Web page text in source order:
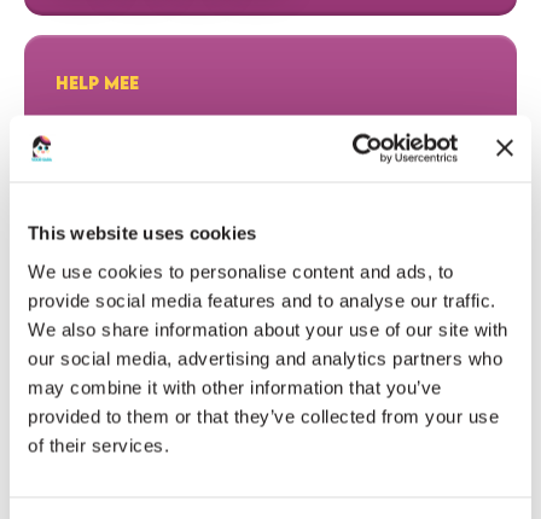
This website uses cookies
We use cookies to personalise content and ads, to
provide social media features and to analyse our traffic.
We also share information about your use of our site with
our social media, advertising and analytics partners who
may combine it with other information that you’ve
provided to them or that they’ve collected from your use
of their services.
HELP MEE
DONEER EN MAAK HET VERSCHIL!
HARTELIJK DANK AAN ONZE DONATEURS
ARD HARTMAN €15
Mooi doel, zet ‘m op!